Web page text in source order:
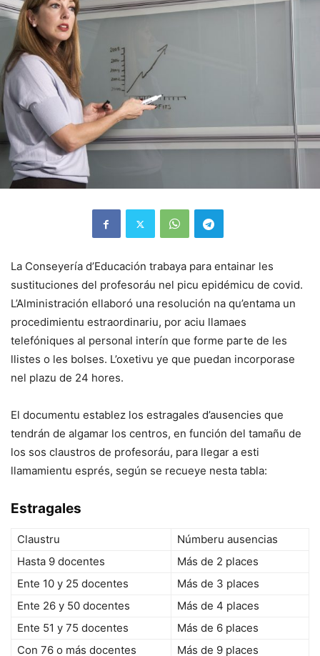
La Conseyería d’Educación trabaya para entainar les
sustituciones del profesoráu nel picu epidémicu de covid.
L’Alministración ellaboró una resolución na qu’entama un
procedimientu estraordinariu, por aciu llamaes
telefóniques al personal interín que forme parte de les
llistes o les bolses. L’oxetivu ye que puedan incorporase
nel plazu de 24 hores.
El documentu establez los estragales d’ausencies que
tendrán de algamar los centros, en función del tamañu de
los sos claustros de profesoráu, para llegar a esti
llamamientu esprés, según se recueye nesta tabla:
Estragales
Claustru
Númberu ausencias
Hasta 9 docentes
Más de 2 places
Ente 10 y 25 docentes
Más de 3 places
Ente 26 y 50 docentes
Más de 4 places
Ente 51 y 75 docentes
Más de 6 places
Con 76 o más docentes
Más de 9 places